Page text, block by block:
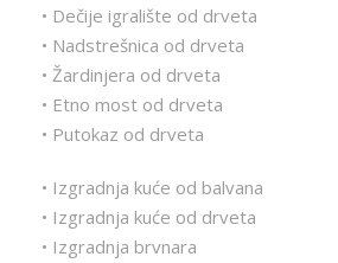
• Dečije igralište od drveta
• Nadstrešnica od drveta
• Žardinjera od drveta
• Etno most od drveta
• Putokaz od drveta
• Izgradnja kuće od balvana
• Izgradnja kuće od drveta
• Izgradnja brvnara